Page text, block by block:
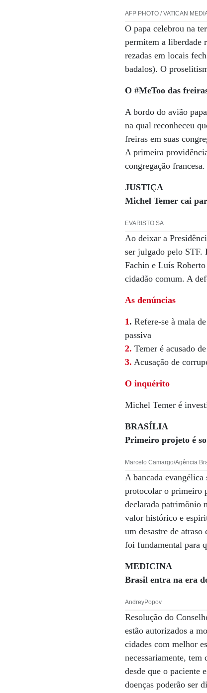
AFP PHOTO / VATICAN
O papa celebrou na
permitem a liberdade
rezadas em locais
badalos). O
O #MeToodas
A bordo do avião
na qual reconheceu
freiras em suas
A primeira
congregação francesa.
JUSTIÇA
Michel Temer cai
EVARISTO SA
Ao deixar a
ser julgado pelo STF.
Fachin e Luís
cidadão comum. A
As denúncias
1. Refere-se à mala
passiva
2. Temer é acusado
3. Acusação de
O inquérito
Michel Temer é
BRASÍLIA
Primeiro projeto é
Marcelo Camargo/Agência
A bancada
protocolar o primeiro
declarada patrimônio
valor histórico e
um desastre de
foi fundamental para
MEDICINA
Brasil entra na era
AndreyPopov
Resolução do
estão autorizados a
cidades com melhor
necessariamente,
desde que o paciente
doenças poderão ser